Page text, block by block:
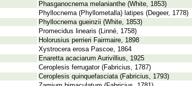
Phasganocnema melanianthe (White, 1853)
Phyllocnema (Phyllometalla) latipes (Degeer, 1778)
Phyllocnema gueinzii (White, 1853)
Promecidus linearis (Linné, 1758)
Holorusius perrieri Fairmaire, 1898
Xystrocera erosa Pascoe, 1864
Enaretta acaciarum Aurivillius, 1925
Ceroplesis ferrugator (Fabricius, 1787)
Ceroplesis quinquefasciata (Fabricius, 1793)